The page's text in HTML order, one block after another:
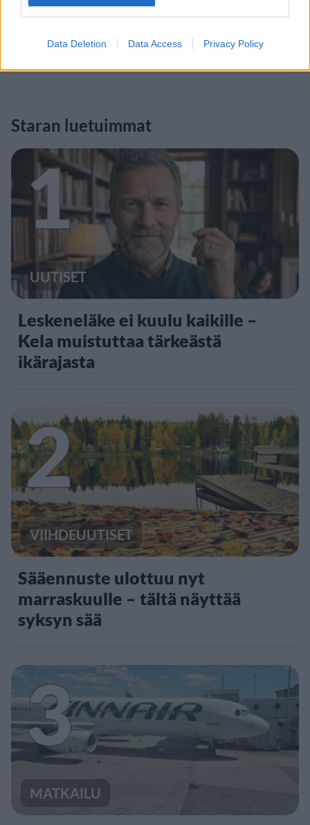
Data Deletion Data Access Privacy Policy
Staran luetuimmat
1
UUTISET
Leskeneläke ei kuulu kaikille –
Kela muistuttaa tärkeästä
ikärajasta
2
VIIHDEUUTISET
Sääennuste ulottuu nyt
marraskuulle – tältä näyttää
syksyn sää
3
MATKAILU